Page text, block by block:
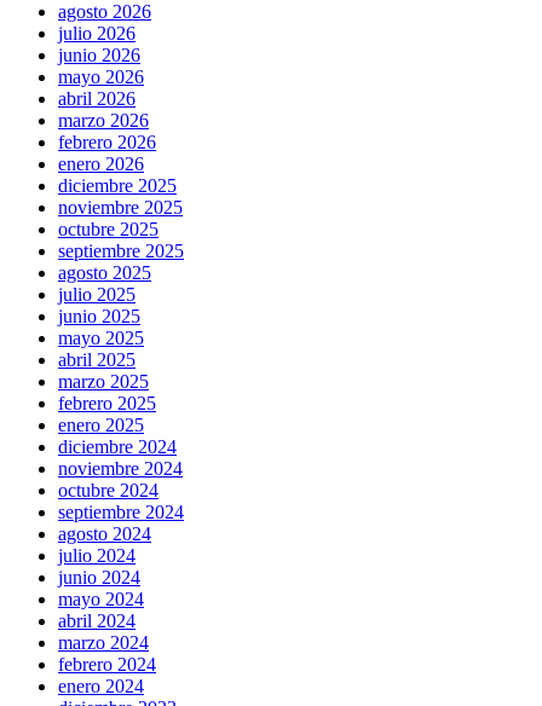
agosto 2026
julio 2026
junio 2026
mayo 2026
abril 2026
marzo 2026
febrero 2026
enero 2026
diciembre 2025
noviembre 2025
octubre 2025
septiembre 2025
agosto 2025
julio 2025
junio 2025
mayo 2025
abril 2025
marzo 2025
febrero 2025
enero 2025
diciembre 2024
noviembre 2024
octubre 2024
septiembre 2024
agosto 2024
julio 2024
junio 2024
mayo 2024
abril 2024
marzo 2024
febrero 2024
enero 2024